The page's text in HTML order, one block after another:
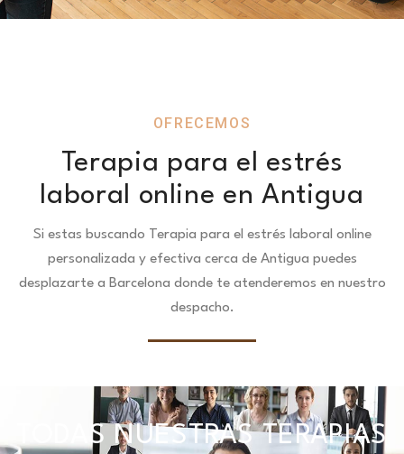
OFRECEMOS
Terapia para el estrés
laboral online en Antigua
Si estas buscando Terapia para el estrés laboral online
personalizada y efectiva cerca de Antigua puedes
desplazarte a Barcelona donde te atenderemos en nuestro
despacho.
TODAS NUESTRAS TERAPIAS